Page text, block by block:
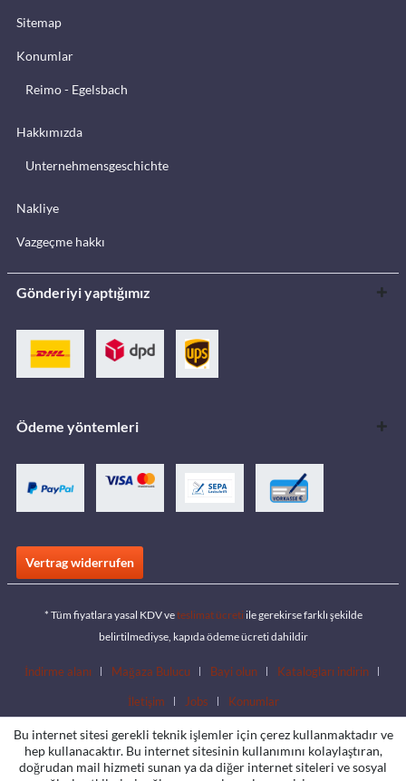
Sitemap
Konumlar
Reimo - Egelsbach
Hakkımızda
Unternehmensgeschichte
Nakliye
Vazgeçme hakkı
Gönderiyi yaptığımız
Ödeme yöntemleri
Vertrag widerrufen
* Tüm fiyatlara yasal KDV veteslimat ücreti ile gerekirse farklı şekilde
belirtilmediyse, kapıda ödeme ücreti dahildir
İndirme alanı Mağaza Bulucu Bayi olun Katalogları indirin
İletişim Jobs Konumlar
Bu internet sitesi gerekli teknik işlemler için çerez kullanmaktadır ve
hep kullanacaktır. Bu internet sitesinin kullanımını kolaylaştıran,
doğrudan mail hizmeti sunan ya da diğer internet siteleri ve sosyal